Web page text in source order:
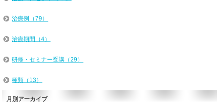
治療例（79）
治療期間（4）
研修・セミナー受講（29）
種類（13）
月別アーカイブ